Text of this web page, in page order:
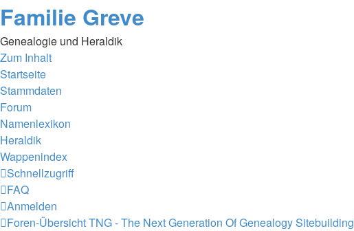
Familie Greve
Genealogie und Heraldik
Zum Inhalt
Startseite
Stammdaten
Forum
Namenlexikon
Heraldik
Wappenindex
Schnellzugriff
FAQ
Anmelden
Foren-ÜbersichtTNG - The Next Generation Of Genealogy Sitebuilding